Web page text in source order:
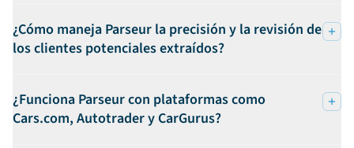
¿Cómo maneja Parseur la precisión y la revisión de
los clientes potenciales extraídos?
¿Funciona Parseur con plataformas como
Cars.com, Autotrader y CarGurus?